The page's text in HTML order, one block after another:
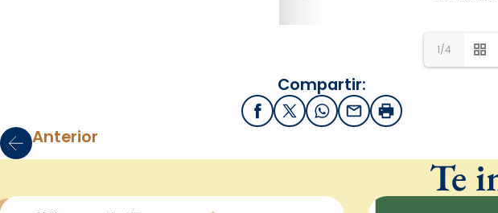
1/4
Compartir:
FacebookX / Twitter
WhatsApp
EmailImprimir
Anterior
Te